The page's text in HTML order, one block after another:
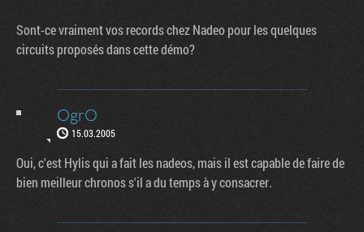
Sont-ce vraiment vos records chez Nadeo pour les quelques
circuits proposés dans cette démo?
OgrO
15.03.2005
Oui, c'est Hylis qui a fait les nadeos, mais il est capable de faire de
bien meilleur chronos s'il a du temps à y consacrer.